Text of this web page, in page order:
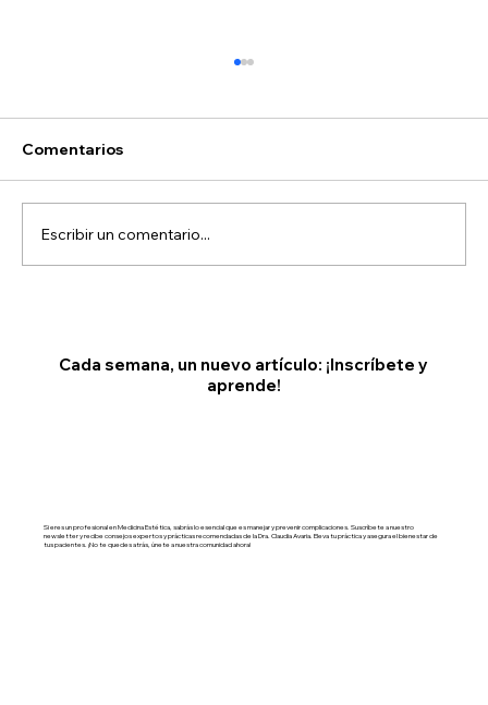
Cada semana, un nuevo artículo: ¡Inscríbete y
aprende!
Si eres un profesional en Medicina Estética, sabrás lo esencial que es manejar y prevenir complicaciones. Suscríbete a nuestro
newsletter y recibe consejos expertos y prácticas recomendadas de la Dra. Claudia Avaria. Eleva tu práctica y asegura el bienestar de
tus pacientes. ¡No te quedes atrás, únete a nuestra comunidad ahora!
Comentarios
Escribir un comentario...